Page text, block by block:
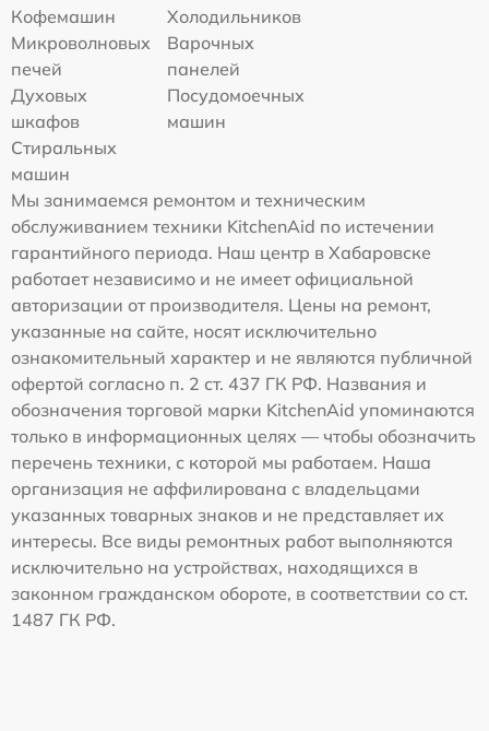
Кофемашин
Холодильников
Микроволновых
печей
Варочных
панелей
Духовых
шкафов
Посудомоечных
машин
Стиральных
машин
Мы занимаемся ремонтом и техническим
обслуживанием техники KitchenAid по истечении
гарантийного периода. Наш центр в Хабаровске
работает независимо и не имеет официальной
авторизации от производителя. Цены на ремонт,
указанные на сайте, носят исключительно
ознакомительный характер и не являются публичной
офертой согласно п. 2 ст. 437 ГК РФ. Названия и
обозначения торговой марки KitchenAid упоминаются
только в информационных целях — чтобы обозначить
перечень техники, с которой мы работаем. Наша
организация не аффилирована с владельцами
указанных товарных знаков и не представляет их
интересы. Все виды ремонтных работ выполняются
исключительно на устройствах, находящихся в
законном гражданском обороте, в соответствии со ст.
1487 ГК РФ.